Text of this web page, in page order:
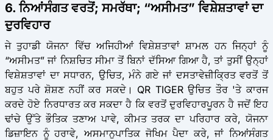
6. ਨਿਆਂਸੰਗਤ ਵਰਤੋਂ; ਸਮਰੱਥਾ; “ਅਸੀਮਤ” ਵਿਸ਼ੇਸ਼ਤਾਵਾਂ ਦਾ
ਦੁਰਵਿਹਾਰ
ਜੇ ਤੁਹਾਡੀ ਯੋਜਨਾ ਵਿੱਚ ਅਜਿਹੀਆਂ ਵਿਸ਼ੇਸ਼ਤਾਵਾਂ ਸ਼ਾਮਲ ਹਨ ਜਿਨ੍ਹਾਂ ਨੂੰ
“ਅਸੀਮਤ” ਜਾਂ ਨਿਸ਼ਚਿਤ ਸੀਮਾ ਤੋਂ ਬਿਨਾਂ ਦੱਸਿਆ ਗਿਆ ਹੈ, ਤਾਂ ਤੁਸੀਂ ਉਨ੍ਹਾਂ
ਵਿਸ਼ੇਸ਼ਤਾਵਾਂ ਦਾ ਸਧਾਰਨ, ਉਚਿਤ, ਮੰਨੇ ਗਏ ਜਾਂ ਦਸਤਾਵੇਜ਼ੀਕ੍ਰਿਤ ਵਰਤੋਂ ਤੋਂ
ਬਹੁਤ ਪਰੇ ਸ਼ੋਸ਼ਣ ਨਹੀਂ ਕਰ ਸਕਦੇ। QR TIGER ਉਚਿਤ ਤੌਰ 'ਤੇ ਕਾਰਜ
ਕਰਦੇ ਹੋਏ ਨਿਰਧਾਰਤ ਕਰ ਸਕਦਾ ਹੈ ਕਿ ਵਰਤੋਂ ਦੁਰਵਿਹਾਰਪੂਰਨ ਹੈ ਜਦੋਂ ਇਹ
ਢਾਂਚੇ ਉੱਤੇ ਭੌਤਿਕ ਤਣਾਅ ਪਾਵੇ, ਕੀਮਤ ਤਰਕ ਦਾ ਪਰਿਹਾਰ ਕਰੇ, ਯੋਜਨਾ
ਡਿਜ਼ਾਇਨ ਨੂੰ ਹਰਾਵੇ, ਅਸਮਾਨੁਪਾਤਿਕ ਜੋਖਿਮ ਪੈਦਾ ਕਰੇ, ਜਾਂ ਨਿਆਂਸੰਗਤ